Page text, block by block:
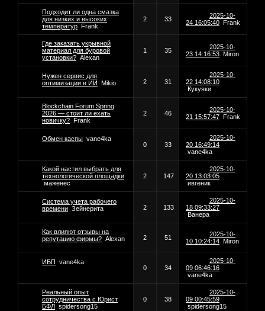
Подходит ли одна смазка
для низких и высоких
температур Frank
2 33
2025-10-
24 16:05:40 Frank
Где заказать укрывной
материал для буровой
установки? Alexan
1 35
2025-10-
23 14:16:53 Miron
Нужен сервис для
оптимизации в ИИ Mikio 2 31
2025-10-
22 14:08:10
Кукуяки
Blockchain Forum Spring
2026 — стоит ли ехать
новичку? Frank
2 46
2025-10-
21 15:57:47 Frank
Обмен каспы vane4ka
0
33
2025-10-
20 16:49:14
vane4ka
Какой настил выбрать для
технологической площадки
маженес
2 147
2025-10-
20 13:03:05
ивгеник
Система учета рабочего
времени Зейнерита 2 133
2025-10-
18 09:33:27
Ванера
Как влияют отзывы на
репутацию фирмы? Alexan 2 51
2025-10-
10 10:24:14 Miron
ИБП vane4ka
0
34
2025-10-
09 06:46:16
vane4ka
Реальный опыт
сотрудничества с Юрист
БФЛ spidersong15
0 38
2025-10-
09 00:45:59
spidersong15